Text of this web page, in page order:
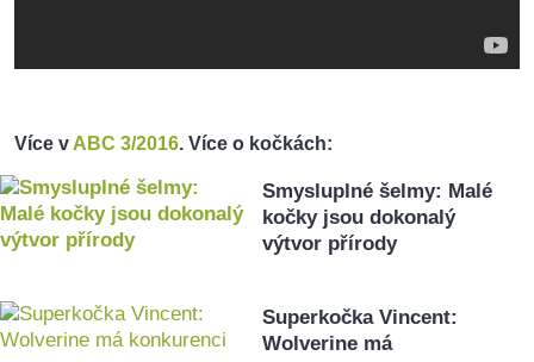
Více vABC 3/2016. Více o kočkách:
Smysluplné šelmy: Malé
kočky jsou dokonalý
výtvor přírody
Superkočka Vincent:
Wolverine má